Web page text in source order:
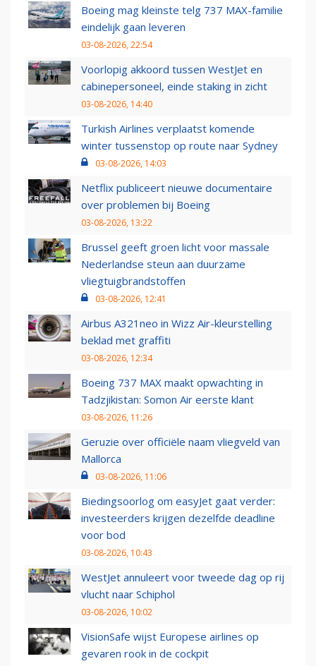
Boeing mag kleinste telg 737 MAX-familie
eindelijk gaan leveren
03-08-2026, 22:54
Voorlopig akkoord tussen WestJet en
cabinepersoneel, einde staking in zicht
03-08-2026, 14:40
Turkish Airlines verplaatst komende
winter tussenstop op route naar Sydney
03-08-2026, 14:03
Netflix publiceert nieuwe documentaire
over problemen bij Boeing
03-08-2026, 13:22
Brussel geeft groen licht voor massale
Nederlandse steun aan duurzame
vliegtuigbrandstoffen
03-08-2026, 12:41
Airbus A321neo in Wizz Air-kleurstelling
beklad met graffiti
03-08-2026, 12:34
Boeing 737 MAX maakt opwachting in
Tadzjikistan: Somon Air eerste klant
03-08-2026, 11:26
Geruzie over officiële naam vliegveld van
Mallorca
03-08-2026, 11:06
Biedingsoorlog om easyJet gaat verder:
investeerders krijgen dezelfde deadline
voor bod
03-08-2026, 10:43
WestJet annuleert voor tweede dag op rij
vlucht naar Schiphol
03-08-2026, 10:02
VisionSafe wijst Europese airlines op
gevaren rook in de cockpit